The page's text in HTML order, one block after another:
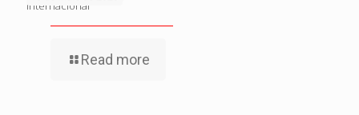
Internacional
Read more